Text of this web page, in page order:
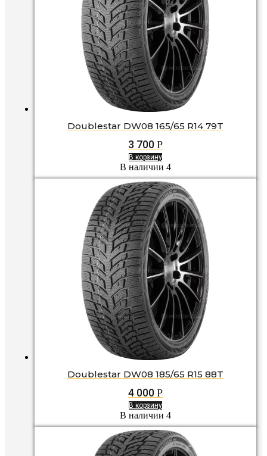
Doublestar DW08 165/65 R14 79T
3 700 Р
В корзину
В наличии 4
Doublestar DW08 185/65 R15 88T
4 000 Р
В корзину
В наличии 4